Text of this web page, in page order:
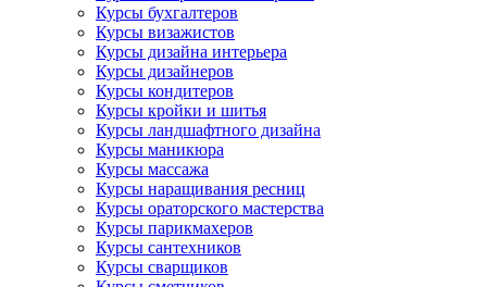
Курсы бухгалтеров
Курсы визажистов
Курсы дизайна интерьера
Курсы дизайнеров
Курсы кондитеров
Курсы кройки и шитья
Курсы ландшафтного дизайна
Курсы маникюра
Курсы массажа
Курсы наращивания ресниц
Курсы ораторского мастерства
Курсы парикмахеров
Курсы сантехников
Курсы сварщиков